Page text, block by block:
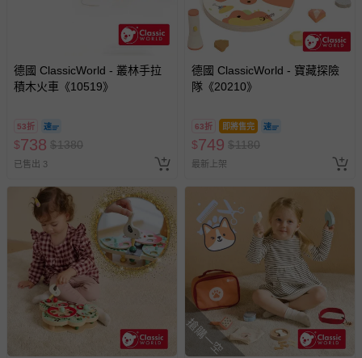
德國 ClassicWorld - 叢林手拉
積木火車《10519》
53折
$738 $1380
已售出 3
德國 ClassicWorld - 寶藏探險
隊《20210》
63折 即將售完
$749 $1180
最新上架
搶購一空